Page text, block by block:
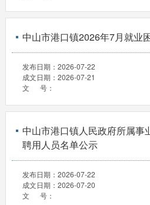
中山市港口镇2026年7月就业
发布日期： 2026-07-22
成文日期： 2026-07-21
文 号：
中山市港口镇人民政府所属事
聘用人员名单公示
发布日期： 2026-07-22
成文日期： 2026-07-20
文 号：